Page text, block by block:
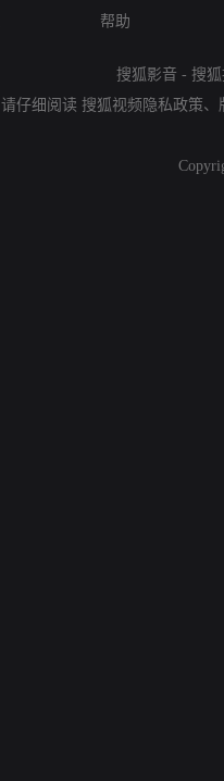
帮助
搜狐影音 - 搜
请仔细阅读 搜狐视频隐私政策、